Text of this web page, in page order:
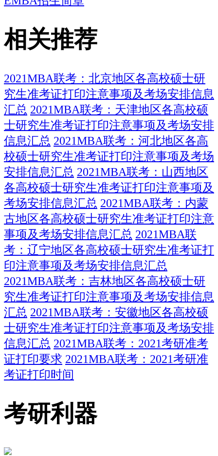
相关推荐
2021MBA联考：北京地区各高校硕士研
究生准考证打印注意事项及考场安排信息
汇总 2021MBA联考：天津地区各高校硕
士研究生准考证打印注意事项及考场安排
信息汇总 2021MBA联考：河北地区各高
校硕士研究生准考证打印注意事项及考场
安排信息汇总 2021MBA联考：山西地区
各高校硕士研究生准考证打印注意事项及
考场安排信息汇总 2021MBA联考：内蒙
古地区各高校硕士研究生准考证打印注意
事项及考场安排信息汇总 2021MBA联
考：辽宁地区各高校硕士研究生准考证打
印注意事项及考场安排信息汇总
2021MBA联考：吉林地区各高校硕士研
究生准考证打印注意事项及考场安排信息
汇总 2021MBA联考：安徽地区各高校硕
士研究生准考证打印注意事项及考场安排
信息汇总 2021MBA联考：2021考研准考
证打印要求 2021MBA联考：2021考研准
考证打印时间
考研利器